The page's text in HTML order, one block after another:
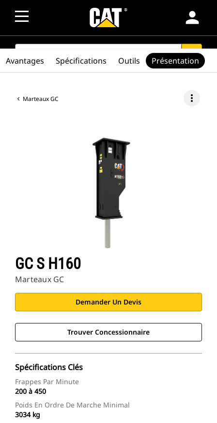
person
SEARCH search
Marteaux GC more_vert
GC S H160
Marteaux GC
Demander Un Devis
Trouver Concessionnaire
Spécifications Clés
Frappes Par Minute
200 à 450
Poids En Ordre De Marche Minimal
3034 kg
Avantages Spécifications Outils Présentation